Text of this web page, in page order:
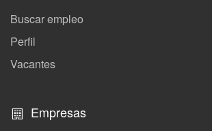
Buscar empleo
Perfil
Vacantes
Empresas